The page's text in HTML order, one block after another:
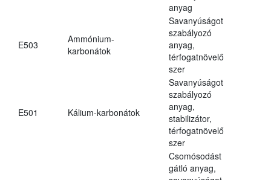
anyag
E503
Ammónium-
karbonátok
Savanyúságot
szabályozó
anyag,
térfogatnövelő
szer
E501 Kálium-karbonátok
Savanyúságot
szabályozó
anyag,
stabilizátor,
térfogatnövelő
szer
Csomósodást
gátló anyag,